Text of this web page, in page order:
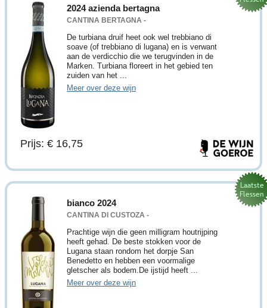
2024 azienda bertagna
CANTINA BERTAGNA -
De turbiana druif heet ook wel trebbiano di
soave (of trebbiano di lugana) en is verwant
aan de verdicchio die we terugvinden in de
Marken. Turbiana floreert in het gebied ten
zuiden van het ...
Meer over deze wijn
Prijs: € 16,75
bianco 2024
CANTINA DI CUSTOZA -
Prachtige wijn die geen milligram houtrijping
heeft gehad. De beste stokken voor de
Lugana staan rondom het dorpje San
Benedetto en hebben een voormalige
gletscher als bodem.De ijstijd heeft ...
Meer over deze wijn